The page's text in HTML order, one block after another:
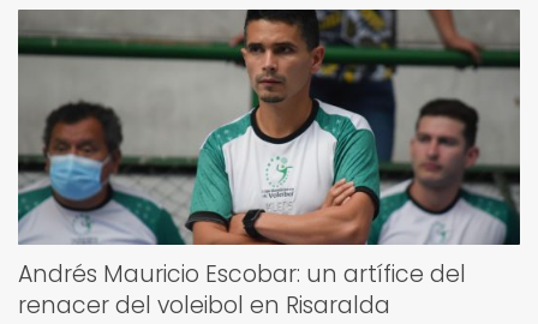
Andrés Mauricio Escobar: un artífice del
renacer del voleibol en Risaralda